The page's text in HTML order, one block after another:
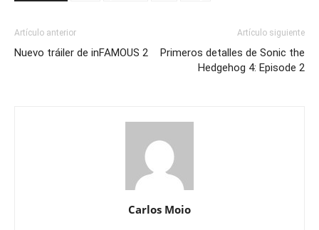
Artículo anterior
Nuevo tráiler de inFAMOUS 2
Artículo siguiente
Primeros detalles de Sonic the
Hedgehog 4: Episode 2
Carlos Moio